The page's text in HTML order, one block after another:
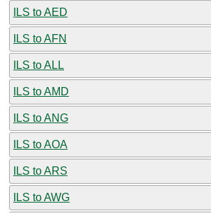
ILS to AED
ILS to AFN
ILS to ALL
ILS to AMD
ILS to ANG
ILS to AOA
ILS to ARS
ILS to AWG